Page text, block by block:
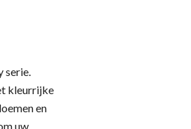
serie.
kleurrijke
en
uw